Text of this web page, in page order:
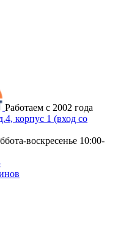
Работаем с 2002 года
корпус 1 (вход со
воскресенье 10:00-